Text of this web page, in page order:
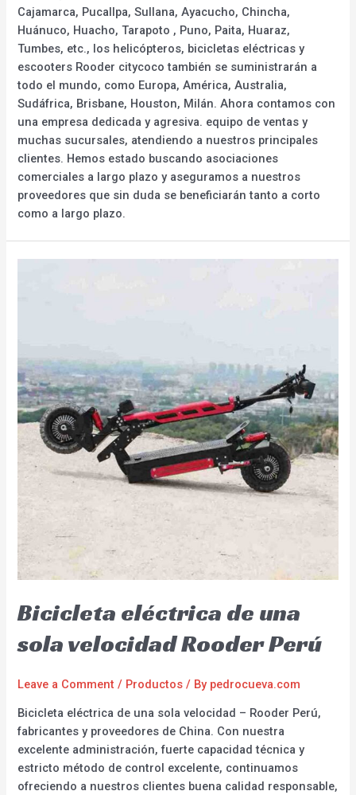
Cajamarca, Pucallpa, Sullana, Ayacucho, Chincha,
Huánuco, Huacho, Tarapoto , Puno, Paita, Huaraz,
Tumbes, etc., los helicópteros, bicicletas eléctricas y
escooters Rooder citycoco también se suministrarán a
todo el mundo, como Europa, América, Australia,
Sudáfrica, Brisbane, Houston, Milán. Ahora contamos con
una empresa dedicada y agresiva. equipo de ventas y
muchas sucursales, atendiendo a nuestros principales
clientes. Hemos estado buscando asociaciones
comerciales a largo plazo y aseguramos a nuestros
proveedores que sin duda se beneficiarán tanto a corto
como a largo plazo.
Bicicleta eléctrica de una
sola velocidad Rooder Perú
Leave a Comment / Productos / By pedrocueva.com
Bicicleta eléctrica de una sola velocidad – Rooder Perú,
fabricantes y proveedores de China. Con nuestra
excelente administración, fuerte capacidad técnica y
estricto método de control excelente, continuamos
ofreciendo a nuestros clientes buena calidad responsable,